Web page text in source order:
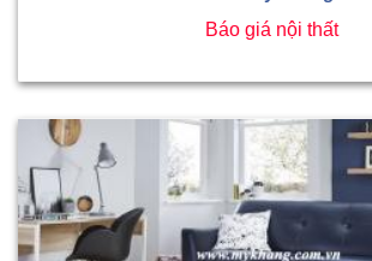
Báo giá nội thất